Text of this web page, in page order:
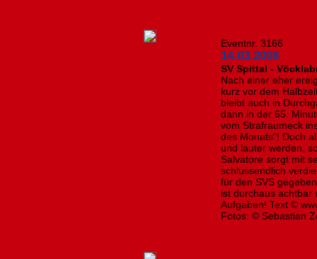
Eventnr. 3166
14.03.2008
SV Spittal -
Nach einer eher
kurz vor dem
bleibt auch in
dann in der 65.
vom Strafraumeck
des Monats"! Doch
und lauter werden,
Salvatore sorgt mit
schlussendlich
für den SVS
ist durchaus achtbar
Aufgaben! Text ©
Fotos: © Sebastian